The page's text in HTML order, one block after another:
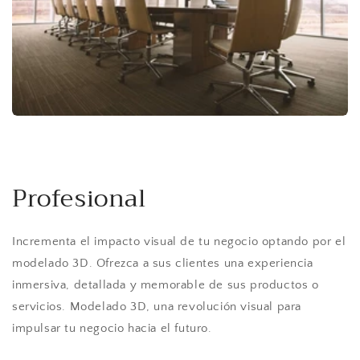
Profesional
Incrementa el impacto visual de tu negocio optando por el
modelado 3D. Ofrezca a sus clientes una experiencia
inmersiva, detallada y memorable de sus productos o
servicios. Modelado 3D, una revolución visual para
impulsar tu negocio hacia el futuro.